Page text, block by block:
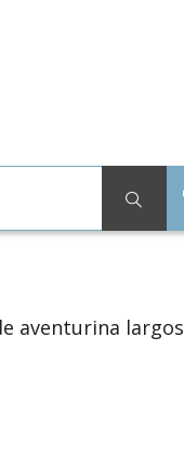
aventurina largos